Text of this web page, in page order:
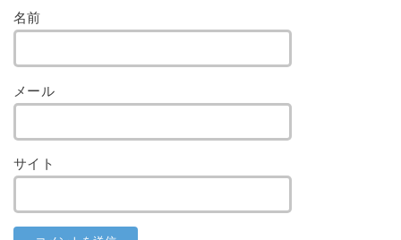
名前
メール
サイト